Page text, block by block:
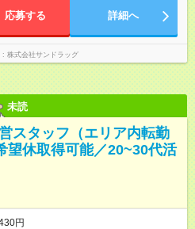
たり8時間 変
フト例 早番／07:00～
／14:00～22:45（休憩2h） 通し／
07:00～22:45（休憩2h） 他 ▼残業は全社平均月11.6時間！
応募する 詳細へ
株式会社サンドラッグ
未読
スタッフ（エリア内転勤
望休取得可能／20~30代活
円